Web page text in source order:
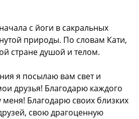
с йоги в сакральных
природы. По словам Кати,
стране душой и телом.
я посылаю вам свет и
друзья! Благодарю каждого
меня! Благодарю своих близких
свою драгоценную